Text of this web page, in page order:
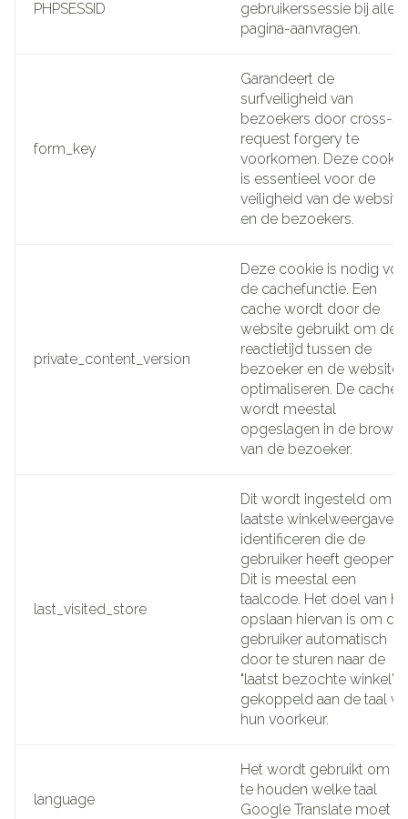
PHPSESSID
gebruikerssessie bij alle
pagina-aanvragen.
form_key
Garandeert de
surfveiligheid van
bezoekers door cross-
request forgery te
voorkomen. Deze cookie
is essentieel voor de
veiligheid van de website
en de bezoekers.
private_content_version
Deze cookie is nodig
de cachefunctie. Een
cache wordt door de
website gebruikt om de
reactietijd tussen de
bezoeker en de website
optimaliseren. De cache
wordt meestal
opgeslagen in de
van de bezoeker.
last_visited_store
Dit wordt ingesteld om
laatste winkelweergave
identificeren die de
gebruiker heeft geopend.
Dit is meestal een
taalcode. Het doel van
opslaan hiervan is om de
gebruiker automatisch
door te sturen naar de
"laatst bezochte winkel",
gekoppeld aan de taal
hun voorkeur.
language
Het wordt gebruikt om bij
te houden welke taal
Google Translate moet